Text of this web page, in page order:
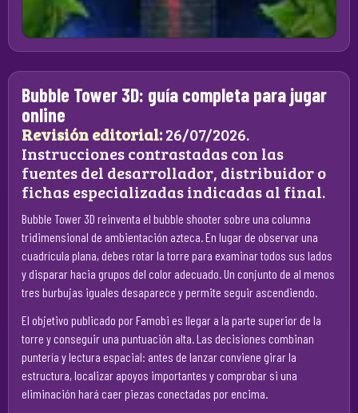
Bubble Tower 3D: guía completa para jugar
online
Revisión editorial:26/07/2026.
Instrucciones contrastadas con las
fuentes del desarrollador, distribuidor o
fichas especializadas indicadas al final.
Bubble Tower 3D reinventa el bubble shooter sobre una columna
tridimensional de ambientación azteca. En lugar de observar una
cuadrícula plana, debes rotar la torre para examinar todos sus lados
y disparar hacia grupos del color adecuado. Un conjunto de al menos
tres burbujas iguales desaparece y permite seguir ascendiendo.
El objetivo publicado por Famobi es llegar a la parte superior de la
torre y conseguir una puntuación alta. Las decisiones combinan
puntería y lectura espacial: antes de lanzar conviene girar la
estructura, localizar apoyos importantes y comprobar si una
eliminación hará caer piezas conectadas por encima.